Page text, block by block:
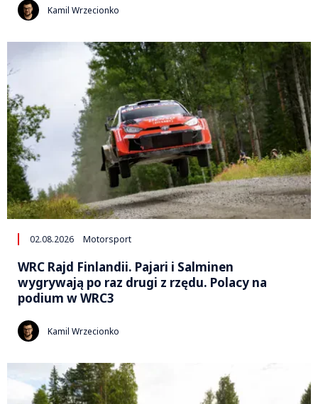
Kamil Wrzecionko
02.08.2026 Motorsport
WRC Rajd Finlandii. Pajari i Salminen
wygrywają po raz drugi z rzędu. Polacy na
podium w WRC3
Kamil Wrzecionko